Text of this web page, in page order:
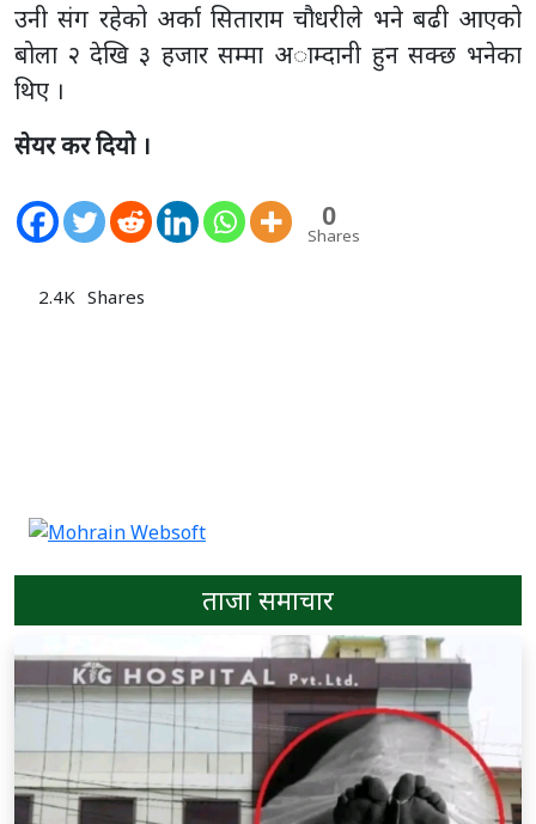
उनी संग रहेको अर्का सिताराम चौधरीले भने बढी आएको
बोला २ देखि ३ हजार सम्मा अाम्दानी हुन सक्छ भनेका
थिए ।
सेयर कर दियो ।
0
Shares
2.4K Shares
ताजा समाचार